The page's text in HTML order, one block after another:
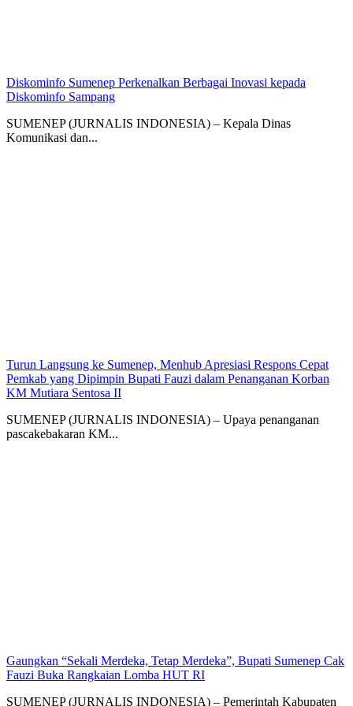
Diskominfo Sumenep Perkenalkan Berbagai Inovasi kepada
Diskominfo Sampang
SUMENEP (JURNALIS INDONESIA) – Kepala Dinas
Komunikasi dan...
Turun Langsung ke Sumenep, Menhub Apresiasi Respons Cepat
Pemkab yang Dipimpin Bupati Fauzi dalam Penanganan Korban
KM Mutiara Sentosa II
SUMENEP (JURNALIS INDONESIA) – Upaya penanganan
pascakebakaran KM...
Gaungkan “Sekali Merdeka, Tetap Merdeka”, Bupati Sumenep Cak
Fauzi Buka Rangkaian Lomba HUT RI
SUMENEP (JURNALIS INDONESIA) – Pemerintah Kabupaten